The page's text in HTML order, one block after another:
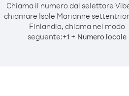
Chiama il numero dal selettore
chiamare Isole Marianne
Finlandia, chiama nel modo
seguente:+1+ Numero locale